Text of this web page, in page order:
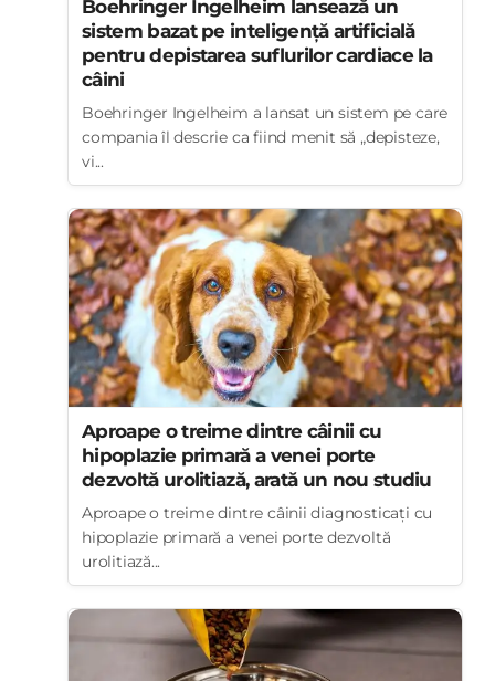
Boehringer Ingelheim lansează un
sistem bazat pe inteligență artificială
pentru depistarea suflurilor cardiace la
câini
Boehringer Ingelheim a lansat un sistem pe care
compania îl descrie ca fiind menit să „depisteze,
vi...
Aproape o treime dintre câinii cu
hipoplazie primară a venei porte
dezvoltă urolitiază, arată un nou studiu
Aproape o treime dintre câinii diagnosticați cu
hipoplazie primară a venei porte dezvoltă
urolitiază...